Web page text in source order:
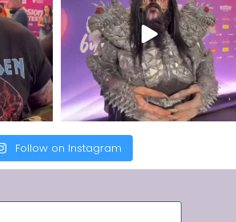
Follow on Instagram